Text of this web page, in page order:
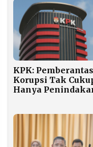
KPK:
Korupsi Tak
Hanya